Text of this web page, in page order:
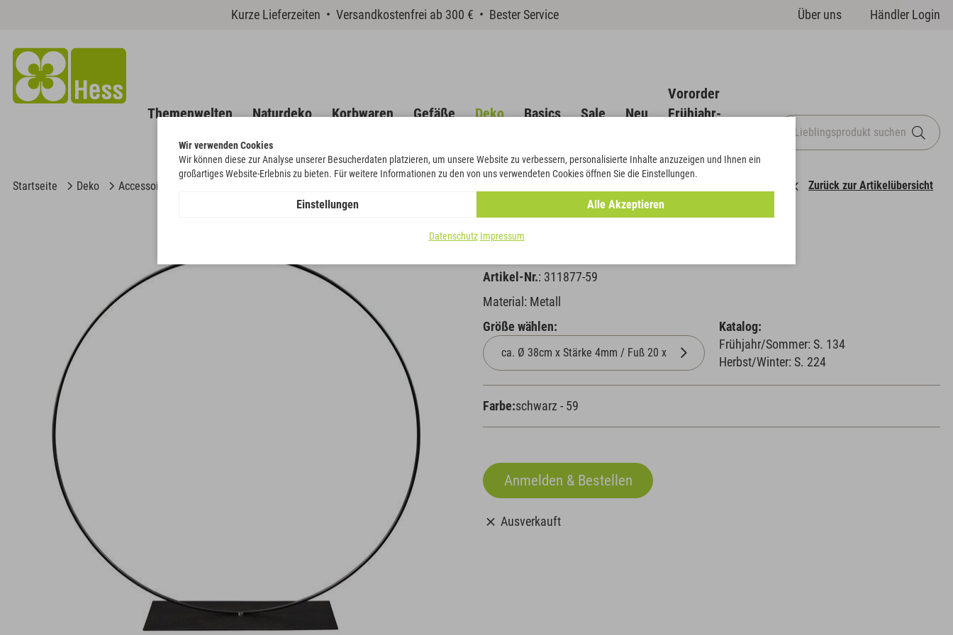
Kurze Lieferzeiten • Versandkostenfrei ab 300 € • Bester Service Über uns Händler Login
Themenwelten Naturdeko Korbwaren Gefäße Deko Basics Sale Neu
Vororder
Frühjahr-
Startseite Deko Accessoires Zurück zur Artikelübersicht
Ring auf Fuß
Artikel-Nr.: 311877-59
Material: Metall
Größe wählen:
Katalog:
Frühjahr/Sommer: S. 134
Herbst/Winter: S. 224
Farbe:schwarz - 59
Ausverkauft
Wir verwenden Cookies
Wir können diese zur Analyse unserer Besucherdaten platzieren, um unsere Website zu verbessern, personalisierte Inhalte anzuzeigen und Ihnen ein
großartiges Website-Erlebnis zu bieten. Für weitere Informationen zu den von uns verwendeten Cookies öffnen Sie die Einstellungen.
Einstellungen Alle Akzeptieren
Datenschutz Impressum